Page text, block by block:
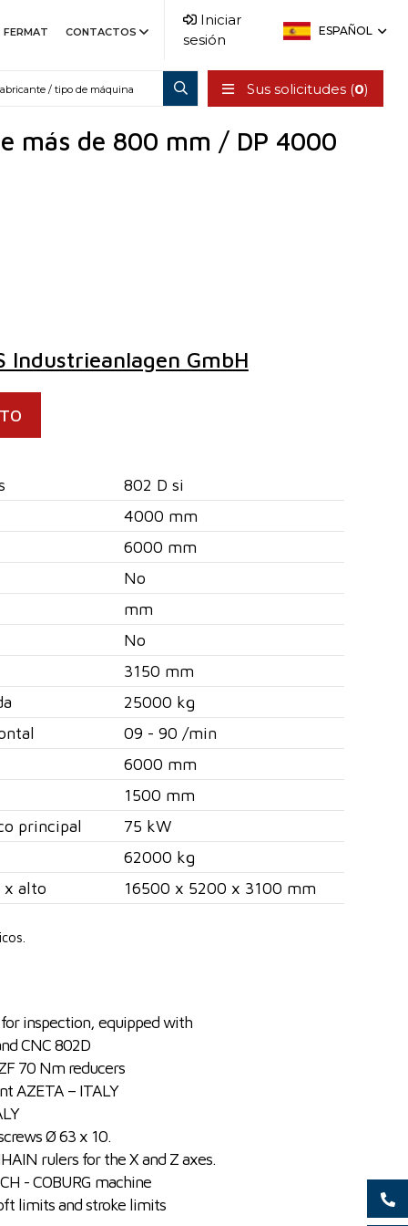
FERMAT CONTACTOS
Iniciar
sesión
ESPAÑOL
Sus solicitudes (0)
más de 800 mm / DP 4000
Industrieanlagen GmbH
802 D si
4000 mm
6000 mm
No
mm
No
3150 mm
25000 kg
09 - 90 /min
6000 mm
1500 mm
principal
75 kW
62000 kg
x alto
16500 x 5200 x 3100 mm
inspection, equipped with
CNC 802D
70 Nm reducers
AZETA – ITALY
Ø 63 x 10.
rulers for the X and Z axes.
- COBURG machine
limits and stroke limits